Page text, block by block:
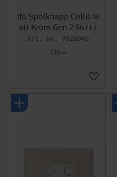
Ifö Spolknapp Collis M
att Krom Gen 2 96717
7926949
725 KR
Lägg